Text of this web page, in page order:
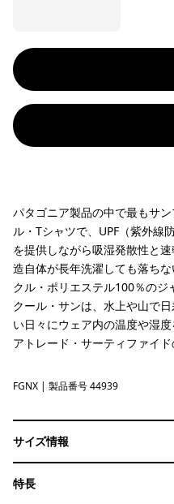
パタゴニア製品の中で最もサ
ル・Tシャツで、UPF（紫外線
を提供しながら吸湿発散性と
造自体が長年洗濯しても落ち
クル・ポリエステル100％のジ
クール・サンは、水上や山で
い日々にウェア内の温度や湿
アトレード・サーティファイ
Forge Grey - Noble Grey X-Dye
FGNX | 製品番号 44939
サイズ情報
特長